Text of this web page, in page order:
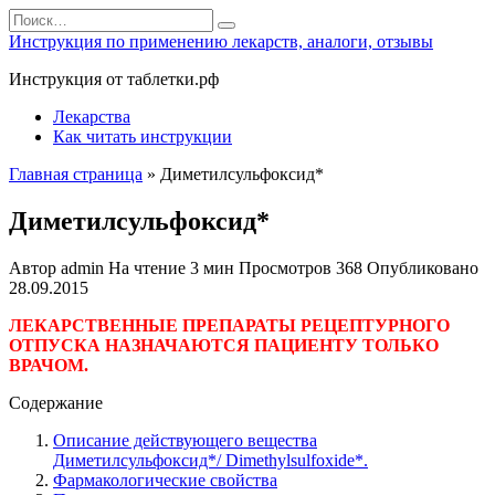
Перейти
к
содержанию
Search
for:
Инструкция по применению лекарств, аналоги, отзывы
Инструкция от таблетки.рф
Лекарства
Как читать инструкции
Главная страница » Диметилсульфоксид*
Диметилсульфоксид*
Автор admin На чтение 3 мин Просмотров 368 Опубликовано
28.09.2015
ЛЕКАРСТВЕННЫЕ ПРЕПАРАТЫ РЕЦЕПТУРНОГО
ОТПУСКА НАЗНАЧАЮТСЯ ПАЦИЕНТУ ТОЛЬКО
ВРАЧОМ.
Содержание
Описание действующего вещества
Диметилсульфоксид*/ Dimethylsulfoxide*.
Фармакологические свойства